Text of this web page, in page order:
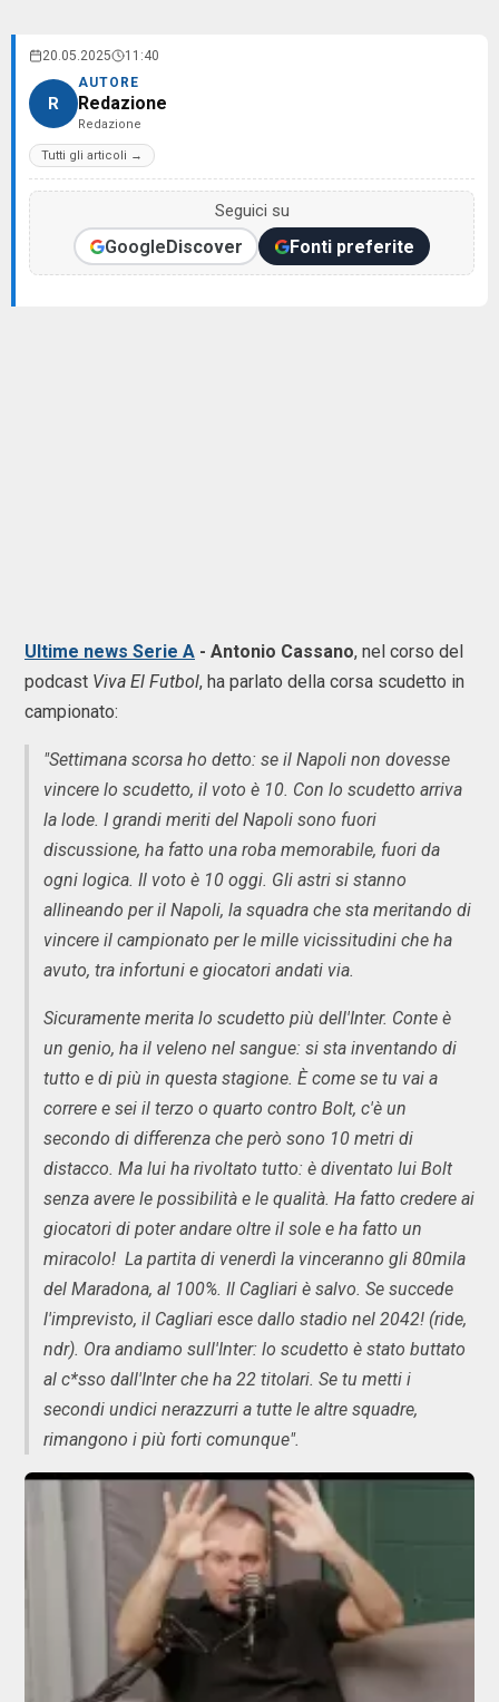
20.05.2025 11:40
R
AUTORE
Redazione
Redazione
Tutti gli articoli →
Seguici su
GoogleDiscover Fonti preferite
Ultime news Serie A - Antonio Cassano, nel corso del
podcast Viva El Futbol, ha parlato della corsa scudetto in
campionato:
"Settimana scorsa ho detto: se il Napoli non dovesse
vincere lo scudetto, il voto è 10. Con lo scudetto arriva
la lode. I grandi meriti del Napoli sono fuori
discussione, ha fatto una roba memorabile, fuori da
ogni logica. Il voto è 10 oggi. Gli astri si stanno
allineando per il Napoli, la squadra che sta meritando di
vincere il campionato per le mille vicissitudini che ha
avuto, tra infortuni e giocatori andati via.
Sicuramente merita lo scudetto più dell'Inter. Conte è
un genio, ha il veleno nel sangue: si sta inventando di
tutto e di più in questa stagione. È come se tu vai a
correre e sei il terzo o quarto contro Bolt, c'è un
secondo di differenza che però sono 10 metri di
distacco. Ma lui ha rivoltato tutto: è diventato lui Bolt
senza avere le possibilità e le qualità. Ha fatto credere ai
giocatori di poter andare oltre il sole e ha fatto un
miracolo! La partita di venerdì la vinceranno gli 80mila
del Maradona, al 100%. Il Cagliari è salvo. Se succede
l'imprevisto, il Cagliari esce dallo stadio nel 2042! (ride,
ndr). Ora andiamo sull'Inter: lo scudetto è stato buttato
al c*sso dall'Inter che ha 22 titolari. Se tu metti i
secondi undici nerazzurri a tutte le altre squadre,
rimangono i più forti comunque".